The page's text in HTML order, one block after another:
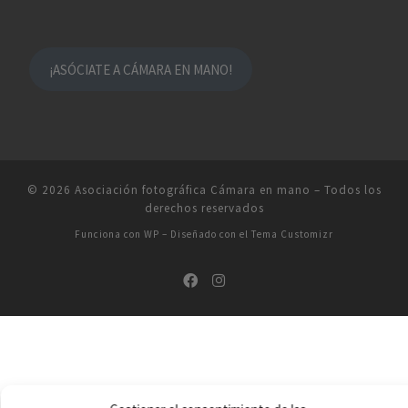
¡ASÓCIATE A CÁMARA EN MANO!
© 2026 Asociación fotográfica Cámara en mano – Todos los
derechos reservados
Funciona con WP – Diseñado con el Tema Customizr